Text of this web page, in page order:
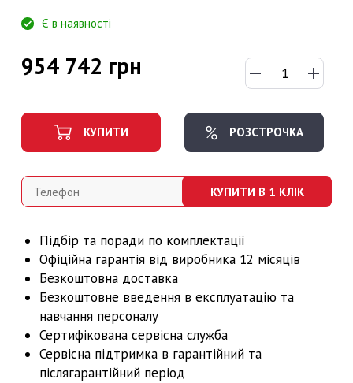
Є в наявності
954 742 грн
КУПИТИ РОЗСТРОЧКА
КУПИТИ В 1 КЛІК
Підбір та поради по комплектації
Офіційна гарантія від виробника 12 місяців
Безкоштовна доставка
Безкоштовне введення в експлуатацію та
навчання персоналу
Сертифікована сервісна служба
Сервісна підтримка в гарантійний та
післягарантійний період